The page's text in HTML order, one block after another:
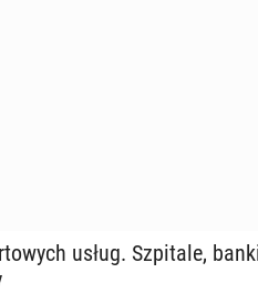
usług. Szpi­ta­le,